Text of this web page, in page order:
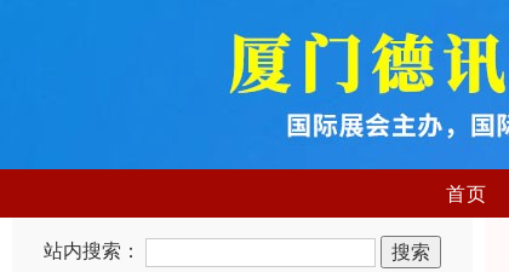
首页
站内搜索：